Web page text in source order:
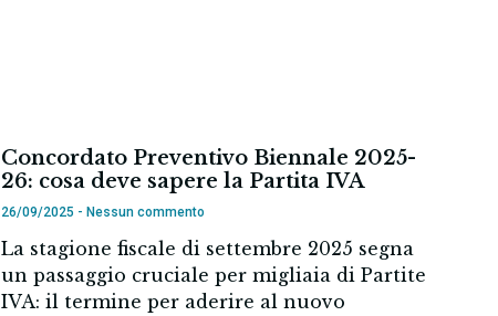
Concordato Preventivo Biennale 2025-
26: cosa deve sapere la Partita IVA
26/09/2025 Nessun commento
La stagione fiscale di settembre 2025 segna
un passaggio cruciale per migliaia di Partite
IVA: il termine per aderire al nuovo